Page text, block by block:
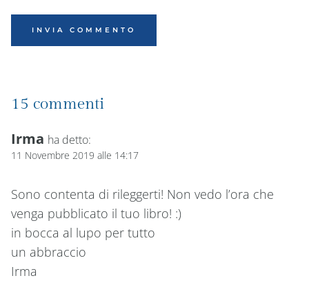
15 commenti
Irma ha detto:
11 Novembre 2019 alle 14:17
Sono contenta di rileggerti! Non vedo l’ora che
venga pubblicato il tuo libro! :)
in bocca al lupo per tutto
un abbraccio
Irma